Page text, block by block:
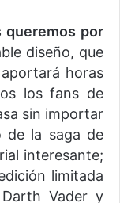
queremos por
diseño, que
horas
los fans de
sin importar
de la saga de
interesante;
limitada
Vader y